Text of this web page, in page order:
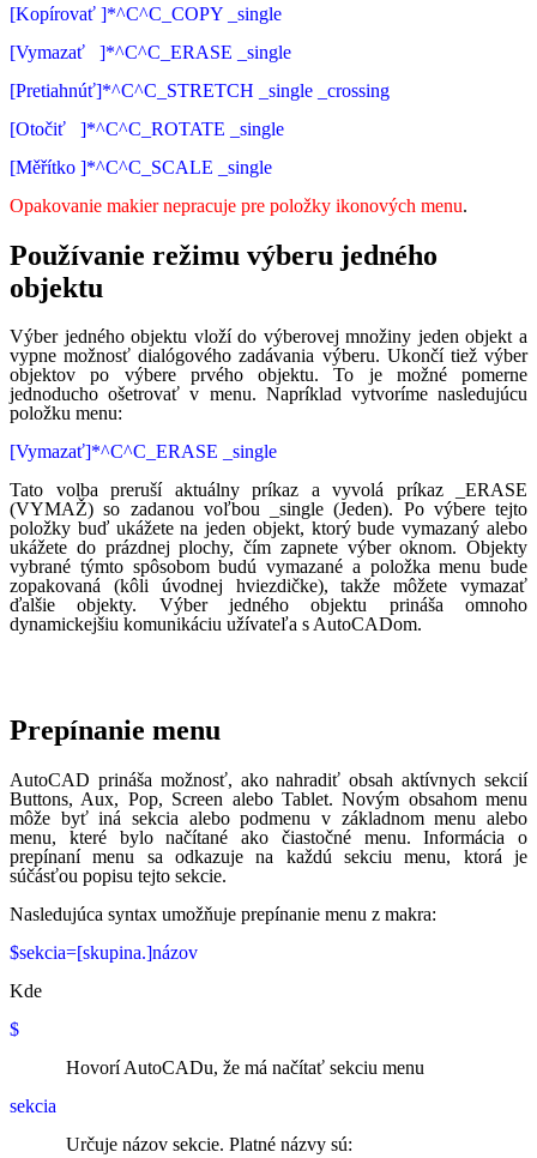
[Kopírovať ]*^C^C_COPY _single
[Vymazať ]*^C^C_ERASE _single
[Pretiahnúť]*^C^C_STRETCH _single _crossing
[Otočiť ]*^C^C_ROTATE _single
[Měřítko ]*^C^C_SCALE _single
Opakovanie makier nepracuje pre položky ikonových menu.
Používanie režimu výberu jedného
objektu
Výber jedného objektu vloží do výberovej množiny jeden objekt a
vypne možnosť dialógového zadávania výberu. Ukončí tiež výber
objektov po výbere prvého objektu. To je možné pomerne
jednoducho ošetrovať v menu. Napríklad vytvoríme nasledujúcu
položku menu:
[Vymazať]*^C^C_ERASE _single
Tato volba preruší aktuálny príkaz a vyvolá príkaz _ERASE
(VYMAŽ) so zadanou voľbou _single (Jeden). Po výbere tejto
položky buď ukážete na jeden objekt, ktorý bude vymazaný alebo
ukážete do prázdnej plochy, čím zapnete výber oknom. Objekty
vybrané týmto spôsobom budú vymazané a položka menu bude
zopakovaná (kôli úvodnej hviezdičke), takže môžete vymazať
ďalšie objekty. Výber jedného objektu prináša omnoho
dynamickejšiu komunikáciu užívateľa s AutoCADom.
Prepínanie menu
AutoCAD prináša možnosť, ako nahradiť obsah aktívnych sekcií
Buttons, Aux, Pop, Screen alebo Tablet. Novým obsahom menu
môže byť iná sekcia alebo podmenu v základnom menu alebo
menu, které bylo načítané ako čiastočné menu. Informácia o
prepínaní menu sa odkazuje na každú sekciu menu, ktorá je
súčásťou popisu tejto sekcie.
Nasledujúca syntax umožňuje prepínanie menu z makra:
$sekcia=[skupina.]názov
Kde
$
Hovorí AutoCADu, že má načítať sekciu menu
sekcia
Určuje názov sekcie. Platné názvy sú: